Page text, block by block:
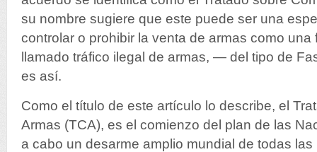
su nombre sugiere que este puede ser una
controlar o prohibir la venta de armas como una
llamado tráfico ilegal de armas, — del tipo de
es así.
Como el título de este artículo lo describe, el
Armas (TCA), es el comienzo del plan de las
a cabo un desarme amplio mundial de todas